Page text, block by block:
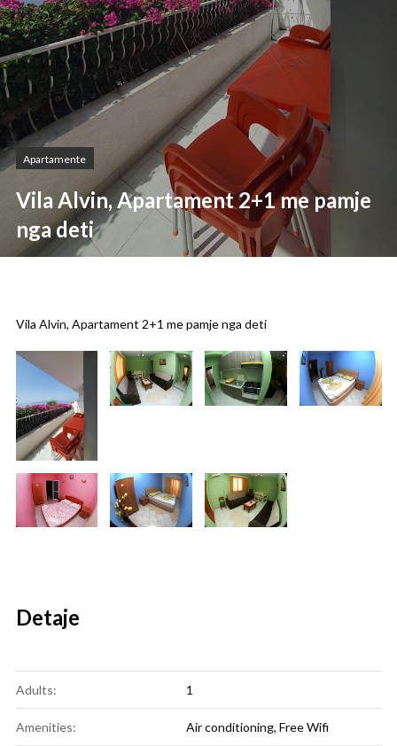
Apartamente
Vila Alvin, Apartament 2+1 me pamje
nga deti
Vila Alvin, Apartament 2+1 me pamje nga deti
Detaje
Adults: 1
Amenities: Air conditioning, Free Wifi